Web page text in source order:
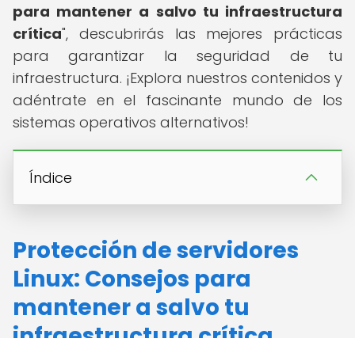
para mantener a salvo tu infraestructura
crítica", descubrirás las mejores prácticas
para garantizar la seguridad de tu
infraestructura. ¡Explora nuestros contenidos y
adéntrate en el fascinante mundo de los
sistemas operativos alternativos!
Índice
Protección de servidores
Linux: Consejos para
mantener a salvo tu